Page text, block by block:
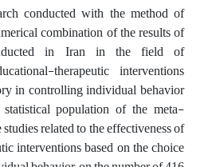
conducted with the method of
combination of the results of
in Iran in the field of
therapeutic interventions
in controlling individual behavior
population of the meta-
related to the effectiveness of
interventions based on the choice